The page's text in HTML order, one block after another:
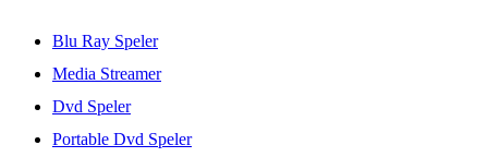
Blu Ray Speler
Media Streamer
Dvd Speler
Portable Dvd Speler